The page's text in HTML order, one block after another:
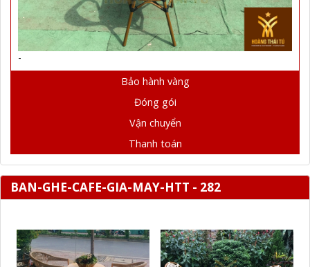
-
Bảo hành vàng
Đóng gói
Vận chuyển
Thanh toán
BAN-GHE-CAFE-GIA-MAY-HTT - 282